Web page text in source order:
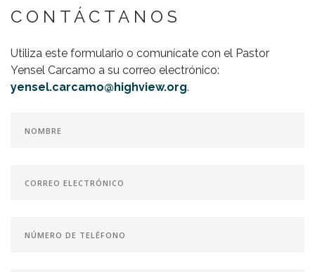
CONTÁCTANOS
Utiliza este formulario o comunícate con el Pastor
Yensel Carcamo a su correo electrónico:
yensel.carcamo@highview.org.